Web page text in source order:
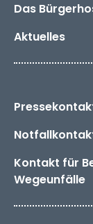
Das
Aktuelles
Kontakt für
Wegeunfälle